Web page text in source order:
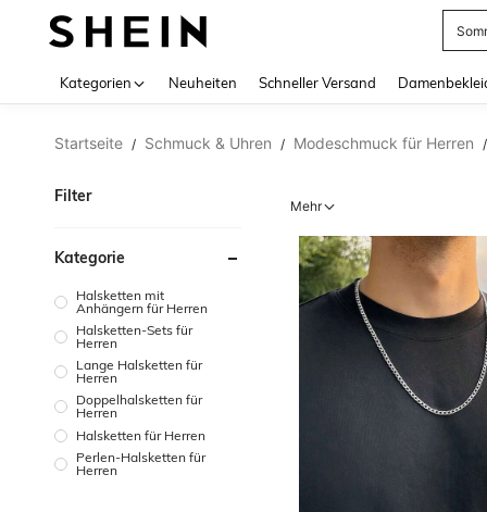
Kategorien Neuheiten Schneller Versand
Startseite / Schmuck & Uhren / Modeschmuck für Herren /
Filter
Kategorie
Halsketten mit
Anhängern für Herren
Halsketten-Sets für
Herren
Lange Halsketten für
Herren
Doppelhalsketten für
Herren
Halsketten für Herren
Perlen-Halsketten für
Herren
Mehr